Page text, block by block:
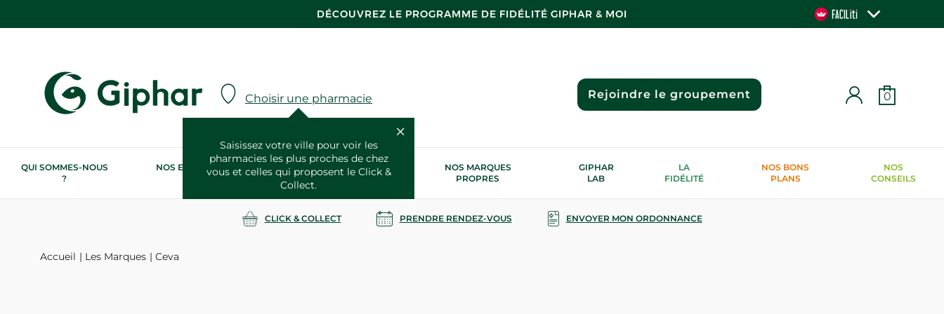
DÉCOUVREZ LE PROGRAMME DE FIDÉLITÉ GIPHAR & MOI
Choisir une pharmacie
Saisissez votre ville pour voir les
pharmacies les plus proches de chez
vous et celles qui proposent le Click &
Collect.
Rejoindre le groupement 0
QUI SOMMES-NOUS
?
NOS ENGAGEMENTS
RSE
NOS SERVICES
SANTÉ
NOS MARQUES
PROPRES
GIPHAR
LAB
LA
FIDÉLITÉ
NOS BONS
PLANS
NOS
CONSEILS
CLICK & COLLECT PRENDRE RENDEZ-VOUS ENVOYER MON ORDONNANCE
Accueil Les Marques Ceva